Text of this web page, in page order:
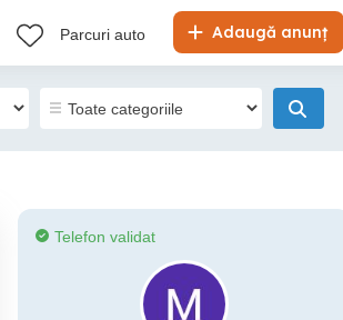
Adaugă anunț
Parcuri auto
Telefon validat